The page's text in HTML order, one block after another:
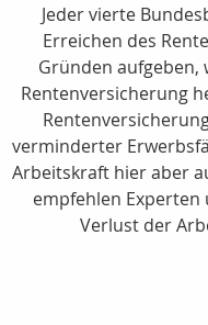
Jeder vierte
Erreichen des
Gründen aufgeben,
Rentenversicherung
verminderter
Arbeitskraft hier aber
empfehlen
Verlust der